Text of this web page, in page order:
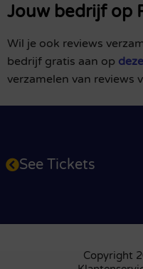
Jouw bedrijf op
Wil je ook reviews
bedrijf gratis aan op
verzamelen van reviews
See Tickets
Copyright